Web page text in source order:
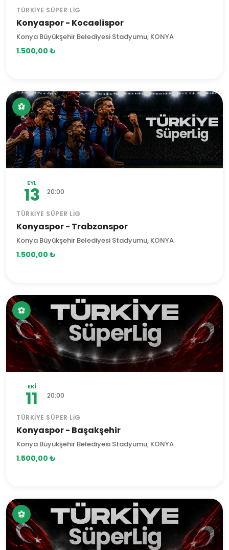
TÜRKIYE SÜPER LIG
Konyaspor - Kocaelispor
Konya Büyükşehir Belediyesi Stadyumu, KONYA
1.500,00 ₺
⚽
EYL
13 20:00
TÜRKIYE SÜPER LIG
Konyaspor - Trabzonspor
Konya Büyükşehir Belediyesi Stadyumu, KONYA
1.500,00 ₺
⚽
EKI
11 20:00
TÜRKIYE SÜPER LIG
Konyaspor - Başakşehir
Konya Büyükşehir Belediyesi Stadyumu, KONYA
1.500,00 ₺
⚽